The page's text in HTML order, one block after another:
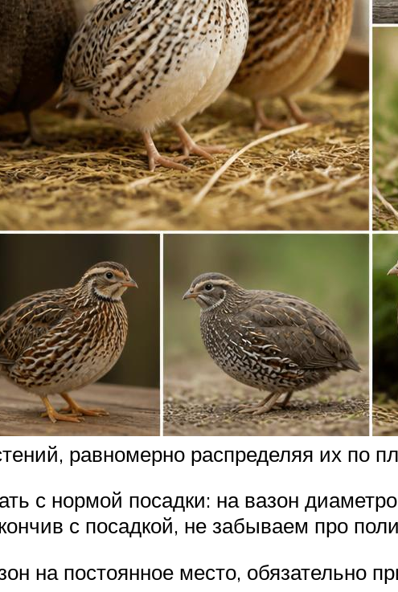
равномерно распределяя их по
с нормой посадки: на вазон
с посадкой, не забываем про
на постоянное место, обязательно